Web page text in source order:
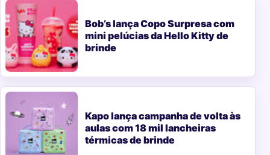
Bob’s lança Copo Surpresa com
mini pelúcias da Hello Kitty de
brinde
Kapo lança campanha de volta às
aulas com 18 mil lancheiras
térmicas de brinde